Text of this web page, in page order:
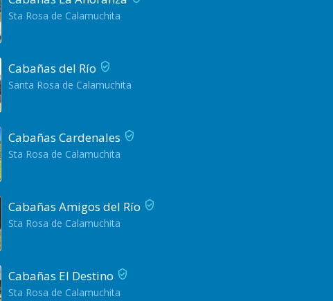
Sta Rosa de Calamuchita
Cabañas del Río
Santa Rosa de Calamuchita
Cabañas Cardenales
Sta Rosa de Calamuchita
Cabañas Amigos del Río
Sta Rosa de Calamuchita
Cabañas El Destino
Sta Rosa de Calamuchita